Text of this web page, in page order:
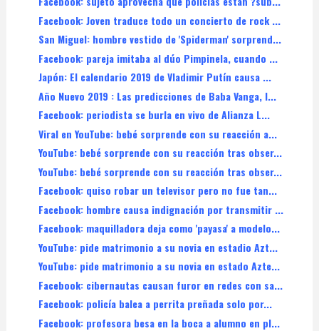
Facebook: Joven traduce todo un concierto de rock ...
San Miguel: hombre vestido de 'Spiderman' sorprend...
Facebook: pareja imitaba al dúo Pimpinela, cuando ...
Japón: El calendario 2019 de Vladimir Putín causa ...
Año Nuevo 2019 : Las predicciones de Baba Vanga, l...
Facebook: periodista se burla en vivo de Alianza L...
Viral en YouTube: bebé sorprende con su reacción a...
YouTube: bebé sorprende con su reacción tras obser...
YouTube: bebé sorprende con su reacción tras obser...
Facebook: quiso robar un televisor pero no fue tan...
Facebook: hombre causa indignación por transmitir ...
Facebook: maquilladora deja como 'payasa' a modelo...
YouTube: pide matrimonio a su novia en estadio Azt...
YouTube: pide matrimonio a su novia en estado Azte...
Facebook: cibernautas causan furor en redes con sa...
Facebook: policía balea a perrita preñada solo por...
Facebook: profesora besa en la boca a alumno en pl...